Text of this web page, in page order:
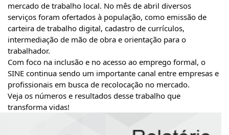
mercado de trabalho local. No mês de abril diversos
serviços foram ofertados à população, como emissão de
carteira de trabalho digital, cadastro de currículos,
intermediação de mão de obra e orientação para o
trabalhador.
Com foco na inclusão e no acesso ao emprego formal, o
SINE continua sendo um importante canal entre empresas e
profissionais em busca de recolocação no mercado.
Veja os números e resultados desse trabalho que
transforma vidas!